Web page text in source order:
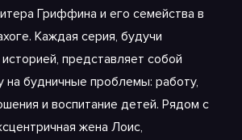
Гриффина и его семейства в
Каждая серия, будучи
представляет собой
на будничные проблемы: работу,
и воспитание детей. Рядом с
жена Лоис,